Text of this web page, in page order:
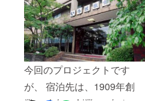
す。 拡散、呼掛け、 よろし
くお願いします。 ひとも、
まちも、えがお。 京都すま
いるプロジェクト
今回のプロジェクトです
が、 宿泊先は、1909年創